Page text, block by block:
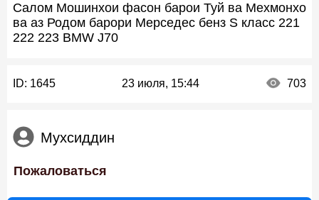
Салом Мошинхои фасон барои Туй ва Мехмонхо
ва аз Родом барори Мерседес бенз S класс 221
222 223 BMW J70
ID: 1645 23 июля, 15:44 703
Мухсиддин
Пожаловаться